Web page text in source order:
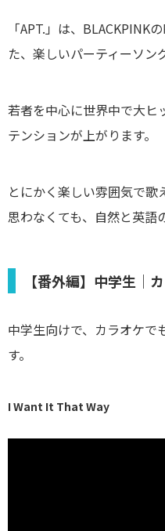
「APT.」は、BLACKPINK
た、楽しいパーティーソン
若者を中心に世界中で大ヒ
テンションが上がります。
とにかく楽しい雰囲気で歌
思わなくても、自然と英語
【番外編】中学生｜
中学生向けで、カラオケで
す。
I Want It That Way